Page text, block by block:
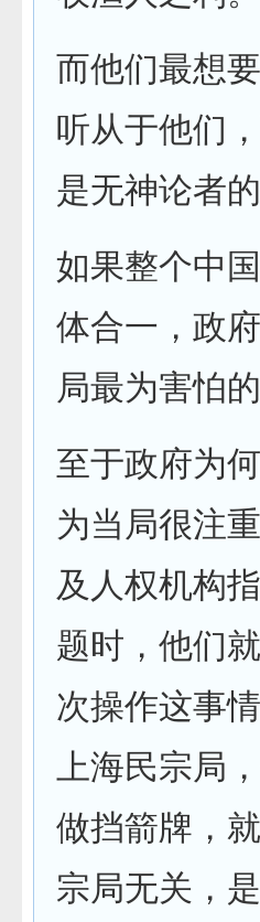
而他们最想
听从于他们
是无神论者
如果整个中
体合一，政
局最为害怕的
至于政府为
为当局很注
及人权机构
题时，他们
次操作这事
上海民宗局
做挡箭牌，
宗局无关，